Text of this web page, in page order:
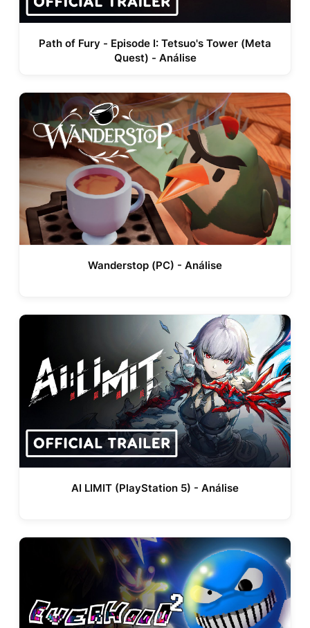
Path of Fury - Episode I: Tetsuo's Tower (Meta
Quest) - Análise
Wanderstop (PC) - Análise
AI LIMIT (PlayStation 5) - Análise